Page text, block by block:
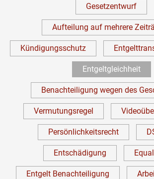
Gesetzentwurf
Aufteilung auf mehrere
Kündigungsschutz
Entgeltgleichheit
Benachteiligung wegen des
Vermutungsregel
Persönlichkeitsrecht
Entschädigung
Entgelt Benachteiligung